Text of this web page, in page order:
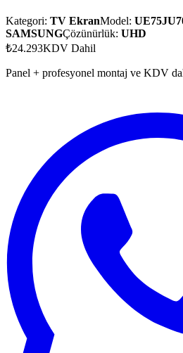
Kategori: TV EkranModel:
SAMSUNGÇözünürlük: UHD
₺24.293KDV Dahil
Panel + profesyonel montaj ve KDV